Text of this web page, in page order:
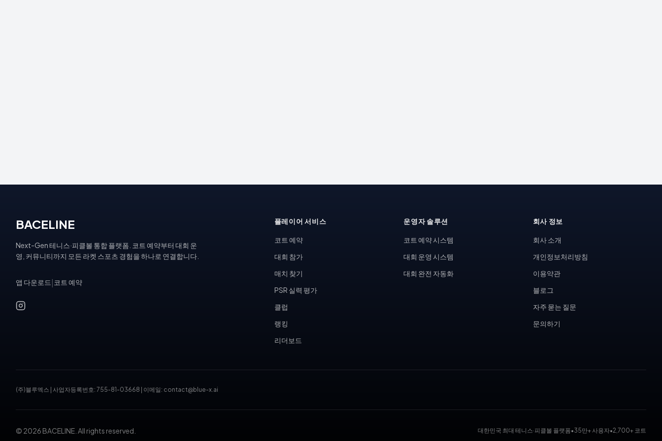
BACELINE
Next-Gen 테니스·피클볼 통합 플랫폼. 코트 예약부터 대회 운
영, 커뮤니티까지 모든 라켓 스포츠 경험을 하나로 연결합니다.
앱 다운로드 코트 예약
플레이어 서비스
코트 예약
대회 참가
매치 찾기
PSR 실력 평가
클럽
랭킹
리더보드
운영자 솔루션
코트 예약 시스템
대회 운영 시스템
대회 완전 자동화
회사 정보
회사 소개
개인정보처리방침
이용약관
블로그
자주 묻는 질문
문의하기
(주)블루엑스 사업자등록번호: 755-81-03668 이메일: contact@blue-x.ai
© 2026 BACELINE. All rights reserved. 대한민국 최대 테니스·피클볼 플랫폼•35만+ 사용자•2,700+ 코트